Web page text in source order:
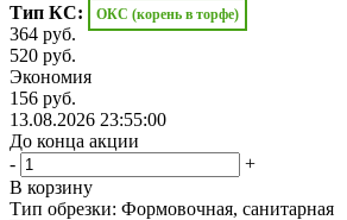
Тип КС: ОКС (корень в торфе)
364 руб.
520 руб.
Экономия
156 руб.
13.08.2026 23:55:00
До конца акции
-
+
В корзину
Тип обрезки: Формовочная, санитарная